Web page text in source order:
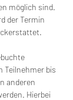
möglich sind.
der Termin
Teilnehmer bis
anderen
Hierbei